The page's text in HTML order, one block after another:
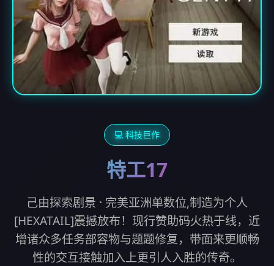
💻 科技巨作
特工17
己由探索剧景 · 完美亚洲单数位,制造为个人
[HEXATAIL]震撼放布！现行赞助码火热于线，近
增诸众多任务部容物与题题修复，带面来更顺畅
性的交互接触加入上更引人入胜的传奇。